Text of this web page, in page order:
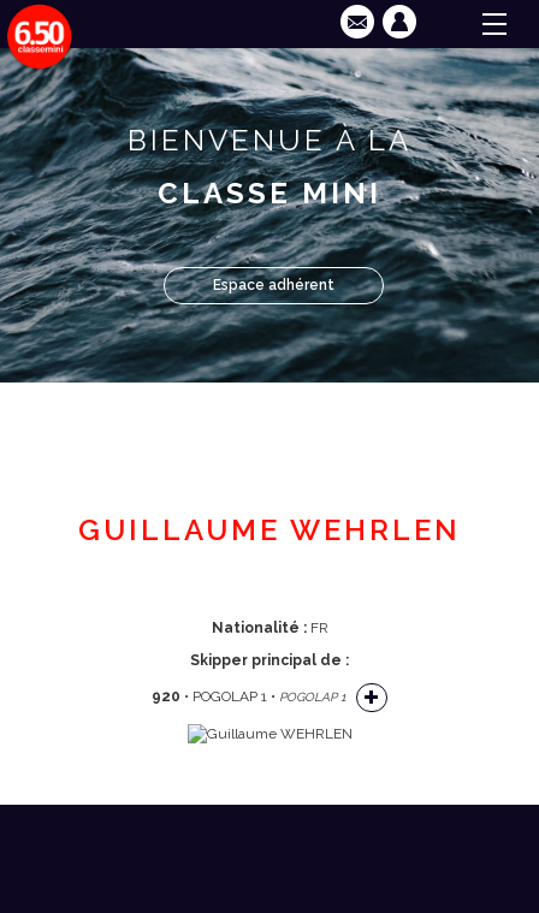
BIENVENUE À LA
CLASSE MINI
Espace adhérent
GUILLAUME WEHRLEN
Nationalité :FR
Skipper principal de :
920 • POGOLAP 1 • POGOLAP 1